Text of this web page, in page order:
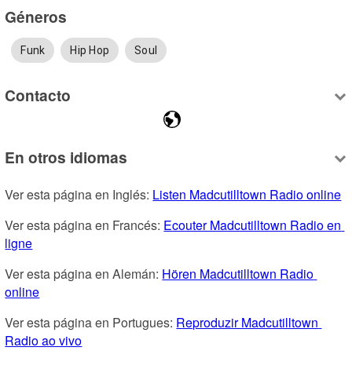
Géneros
Funk Hip Hop Soul
Contacto
En otros idiomas
Ver esta página en Inglés: Listen Madcutilltown Radio online
Ver esta página en Francés: Ecouter Madcutilltown Radio en
ligne
Ver esta página en Alemán: Hören Madcutilltown Radio
online
Ver esta página en Portugues: Reproduzir Madcutilltown
Radio ao vivo